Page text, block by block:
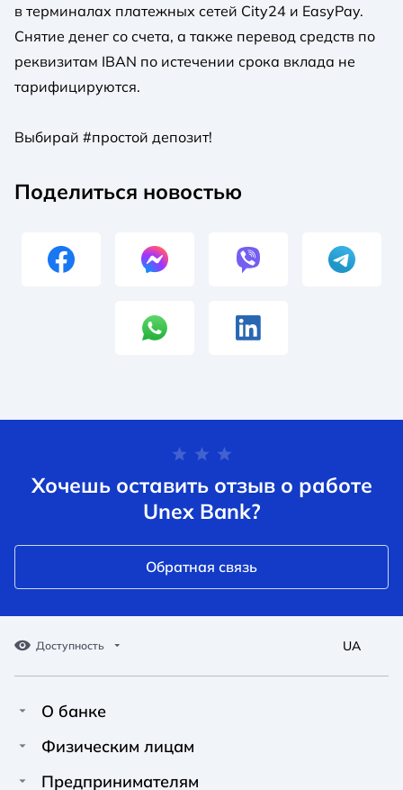
в терминалах платежных сетей City24 и EasyPay.
Снятие денег со счета, а также перевод средств по
реквизитам IBAN по истечении срока вклада не
тарифицируются.
Выбирай #простой депозит!
Поделиться новостью
Хочешь оставить отзыв о работе
Unex Bank?
Обратная связь
Доступность
A A
Обычный
A A
Средний
A A
Большой
UA
О банке
Про Unex Bank
Физическим лицам
Кредиты
Предпринимателям